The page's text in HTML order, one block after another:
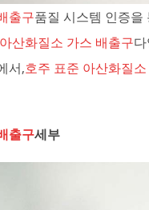
출구품질 시스템 인증
산화질소 가스 배출구
서,호주 표준 아산화질
출구세부